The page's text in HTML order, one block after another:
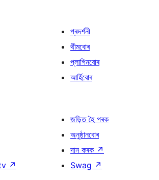
প্ৰদৰ্শনী
থীমবোৰ
প্লাগিনবোৰ
আৰ্হিবোৰ
↗
জড়িত হৈ পৰক
অনুষ্ঠানবোৰ
দান কৰক ↗
Swag ↗